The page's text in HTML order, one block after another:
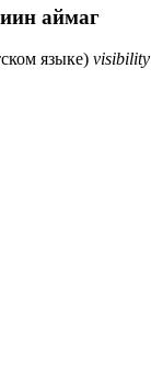
аймаг
языке) visibility